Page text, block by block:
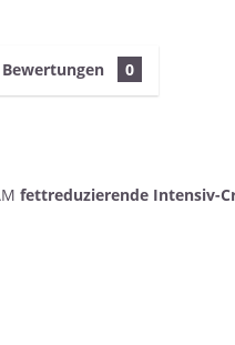
Bewertungen 0
fettreduzierende Intensiv-